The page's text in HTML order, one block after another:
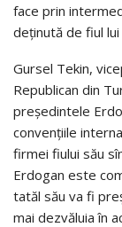
face prin
deținută de fiul
Gursel Tekin,
Republican din
președintele
convențiile
firmei fiului său
Erdogan este
tatăl său va fi
mai dezvăluia în